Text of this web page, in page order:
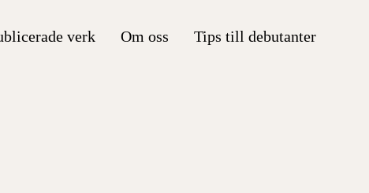
verk Om oss Tips till debutanter